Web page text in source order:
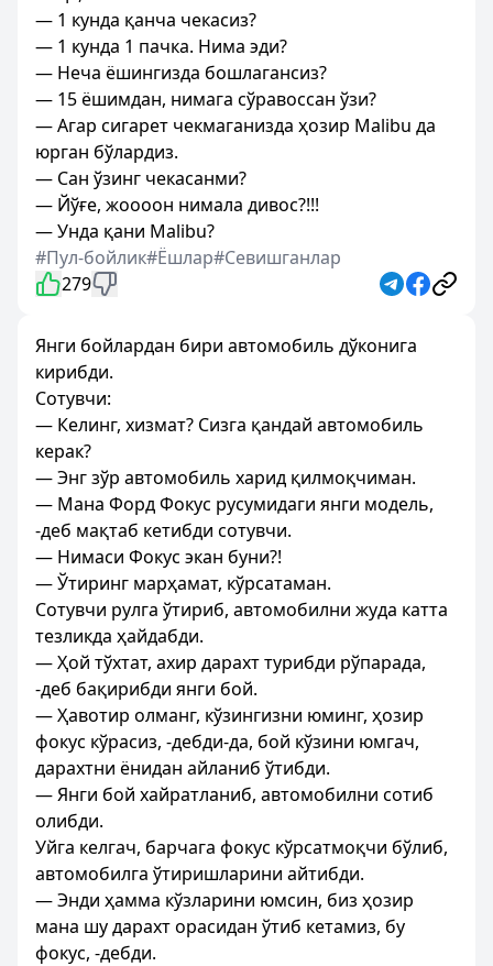
— 1 кунда қанча чекасиз?
— 1 кунда 1 пачка. Нима эди?
— Неча ёшингизда бошлагансиз?
— 15 ёшимдан, нимага сўравоссан ўзи?
— Агар сигарет чекмаганизда ҳозир Malibu да
юрган бўлардиз.
— Сан ўзинг чекасанми?
— Йўғе, жоооон нимала дивос?!!!
— Унда қани Malibu?
#Пул-бойлик#Ёшлар#Севишганлар
279
Янги бойлардан бири автомобиль дўконига
кирибди.
Сотувчи:
— Келинг, хизмат? Сизга қандай автомобиль
керак?
— Энг зўр автомобиль харид қилмоқчиман.
— Мана Форд Фокус русумидаги янги модель,
-деб мақтаб кетибди сотувчи.
— Нимаси Фокус экан буни?!
— Ўтиринг марҳамат, кўрсатаман.
Сотувчи рулга ўтириб, автомобилни жуда катта
тезликда ҳайдабди.
— Ҳой тўхтат, ахир дарахт турибди рўпарада,
-деб бақирибди янги бой.
— Ҳавотир олманг, кўзингизни юминг, ҳозир
фокус кўрасиз, -дебди-да, бой кўзини юмгач,
дарахтни ёнидан айланиб ўтибди.
— Янги бой хайратланиб, автомобилни сотиб
олибди.
Уйга келгач, барчага фокус кўрсатмоқчи бўлиб,
автомобилга ўтиришларини айтибди.
— Энди ҳамма кўзларини юмсин, биз ҳозир
мана шу дарахт орасидан ўтиб кетамиз, бу
фокус, -дебди.